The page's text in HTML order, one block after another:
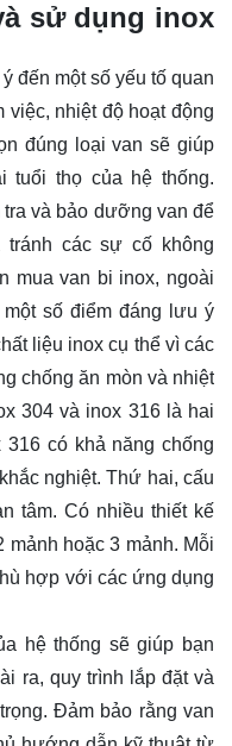
sử dụng inox
đến một số yếu tố quan
nhiệt độ hoạt động
đúng loại van sẽ giúp
tuổi thọ của hệ thống.
và bảo dưỡng van để
các sự cố không
mua van bi inox, ngoài
số điểm đáng lưu ý
liệu inox cụ thể vì các
chống ăn mòn và nhiệt
304 và inox 316 là hai
316 có khả năng chống
nghiệt. Thứ hai, cấu
tâm. Có nhiều thiết kế
hoặc 3 mảnh. Mỗi
hợp với các ứng dụng
hệ thống sẽ giúp bạn
ra, quy trình lắp đặt và
Đảm bảo rằng van